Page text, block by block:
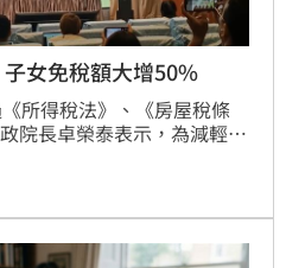
女免稅額大增50%
所得稅法》、《房屋稅條
院長卓榮泰表示，為減輕婚
至新台幣15.15萬元，明年5
及其座落土地，得適當減免